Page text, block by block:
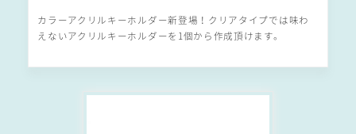
カラーアクリルキーホルダー新登場！クリアタイプでは味わ
えないアクリルキーホルダーを1個から作成頂けます。